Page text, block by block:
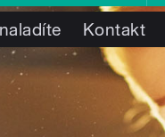
Kontakt